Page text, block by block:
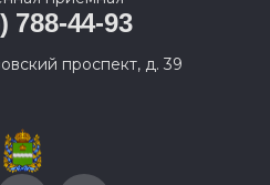
788-44-93
проспект, д. 39